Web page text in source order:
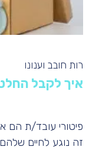
איך לקבל
רות חובב וענונו
פיטורי עובד/ת הם
זה נוגע לחיים